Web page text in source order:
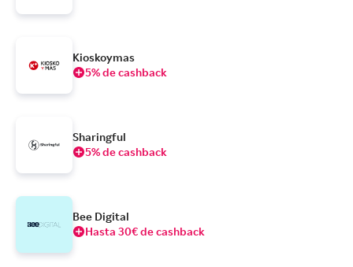
Kioskoymas
5% de cashback
Sharingful
5% de cashback
Bee Digital
Hasta 30€ de cashback